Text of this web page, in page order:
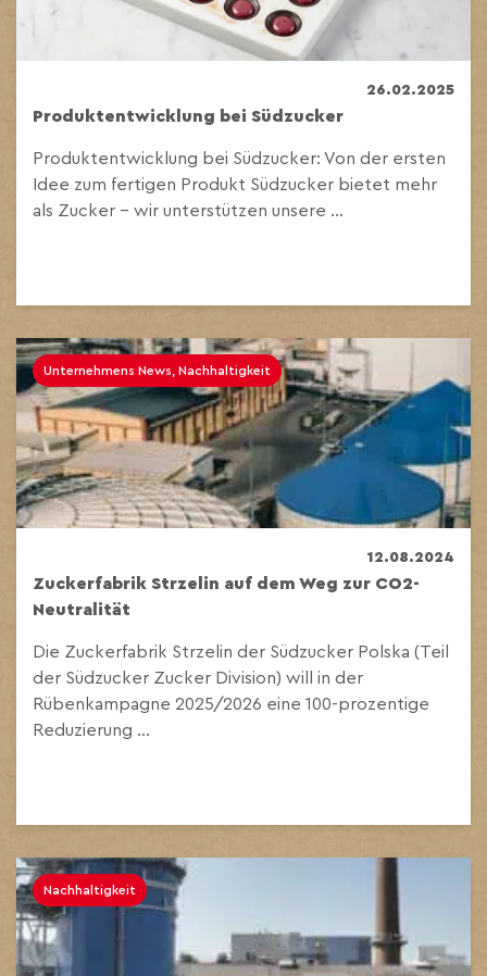
26.02.2025
Produktentwicklung bei Südzucker
Produktentwicklung bei Südzucker: Von der ersten
Idee zum fertigen Produkt Südzucker bietet mehr
als Zucker – wir unterstützen unsere ...
Unternehmens News, Nachhaltigkeit
12.08.2024
Zuckerfabrik Strzelin auf dem Weg zur CO2-
Neutralität
Die Zuckerfabrik Strzelin der Südzucker Polska (Teil
der Südzucker Zucker Division) will in der
Rübenkampagne 2025/2026 eine 100-prozentige
Reduzierung ...
Nachhaltigkeit